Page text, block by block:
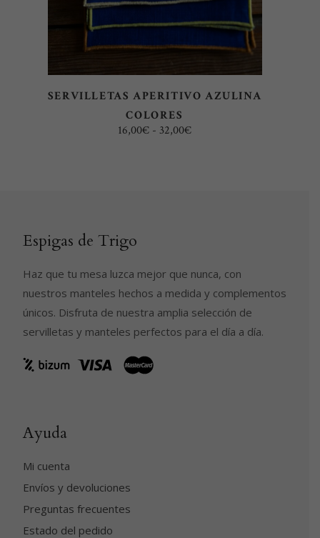
opciones
se
en
SERVILLETAS APERITIVO AZULINA
COLORES
16,00€ - 32,00€Rango
Espigas de Trigo
Haz que tu mesa luzca mejor que nunca, con
nuestros manteles hechos a medida y complementos
únicos. Disfruta de nuestra amplia selección de
servilletas y manteles perfectos para el día a día.
Ayuda
Mi cuenta
Envíos y devoluciones
Preguntas frecuentes
Estado del pedido